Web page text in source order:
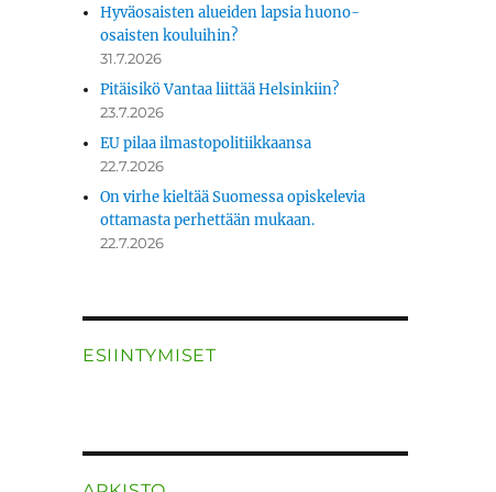
Hyväosaisten alueiden lapsia huono-
osaisten kouluihin?
31.7.2026
Pitäisikö Vantaa liittää Helsinkiin?
23.7.2026
EU pilaa ilmastopolitiikkaansa
22.7.2026
On virhe kieltää Suomessa opiskelevia
ottamasta perhettään mukaan.
22.7.2026
ESIINTYMISET